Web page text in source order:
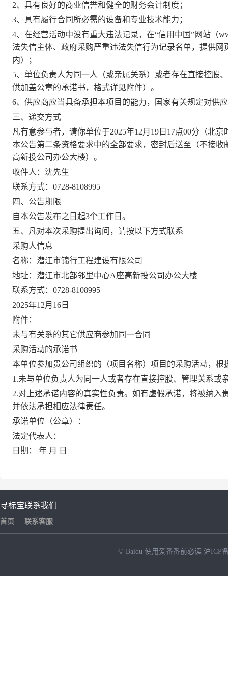
2、具有良好的商业信誉和健全的财务会计制度；
3、具有履行合同所必需的设备和专业技术能力；
4、在经营活动中没有重大违法记录，在“信用中国”网站（
法失信主体、政府采购严重违法失信行为记录名单，提供
内）；
5、单位负责人为同一人（或亲属关系）或者存在直接控股
供加盖公章的承诺书，格式详见附件）。
6、供应商应当具备承担本项目的能力，国家有关规定对供
三、递交方式
凡有意参与者，请你单位于2025年12月19日17点00分（北
本公告第二条资格要求中的全部要求，密封后送至（不接
高新投公司办公大楼）。
收件人： 沈先生
联系方式： 0728-8108995
四、公告期限
自本公告发布之日起3个工作日。
五、凡对本次采购提出询问，请按以下方式联系
采购人信息
名称：潜江市锦行工程建设有限公司
地址：潜江市北部邻里中心A座高新投公司办公大楼
联系方式： 0728-8108995
2025年12月16日
附件：
未与有关系的其它供应商参加同一合同
采购活动的承诺书
本单位参加贵公司组织的（项目名称）项目的采购活动，根
1.未与单位负责人为同一人或者存在直接控股、管理关系或
2.对上述承诺内容的真实性负责。如有虚假承诺，将被纳入
并依法承担相应法律责任。
承诺单位 （公章）：
法定代表人：
日期：
年 月 日
寻标宝
首页
联系我们
联系客服
© Baidu 使用爱番番前必读 沪ICP